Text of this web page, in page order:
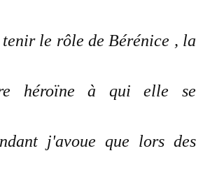
le rôle de Bérénice , la
héroïne à qui elle se
j'avoue que lors des